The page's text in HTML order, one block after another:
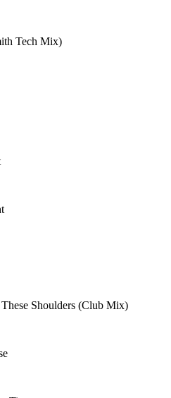
Tech Mix)
Shoulders (Club Mix)